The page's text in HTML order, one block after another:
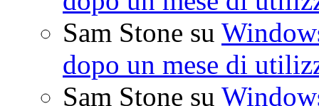
Sam Stone su
dopo un mese di
Sam Stone su